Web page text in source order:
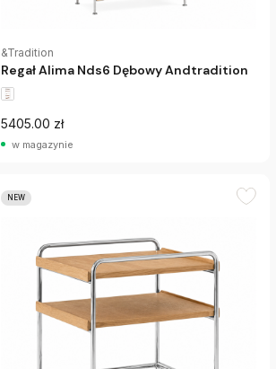
&Tradition
Regał Alima Nds6 Dębowy Andtradition
5405.00 zł
w magazynie
NEW